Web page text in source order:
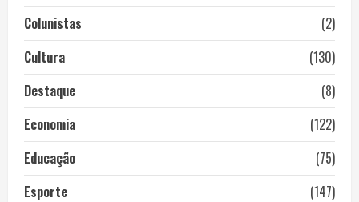
Colunistas
(2)
Cultura
(130)
Destaque
(8)
Economia
(122)
Educação
(75)
Esporte
(147)